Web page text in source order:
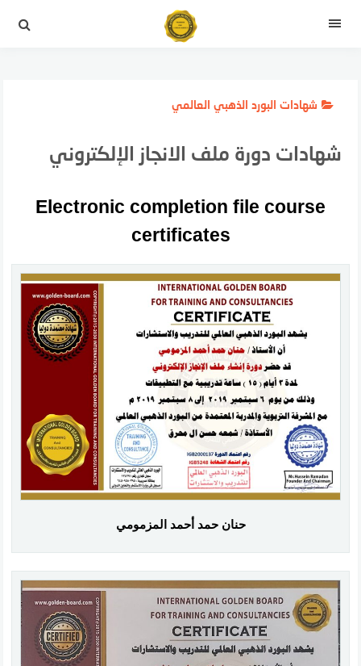
القائمة
شهادات البورد الذهبي العالمي
شهادات دورة ملف الانجاز الإلكتروني
Electronic completion file course
certificates
حنان حمد أحمد المزمومي